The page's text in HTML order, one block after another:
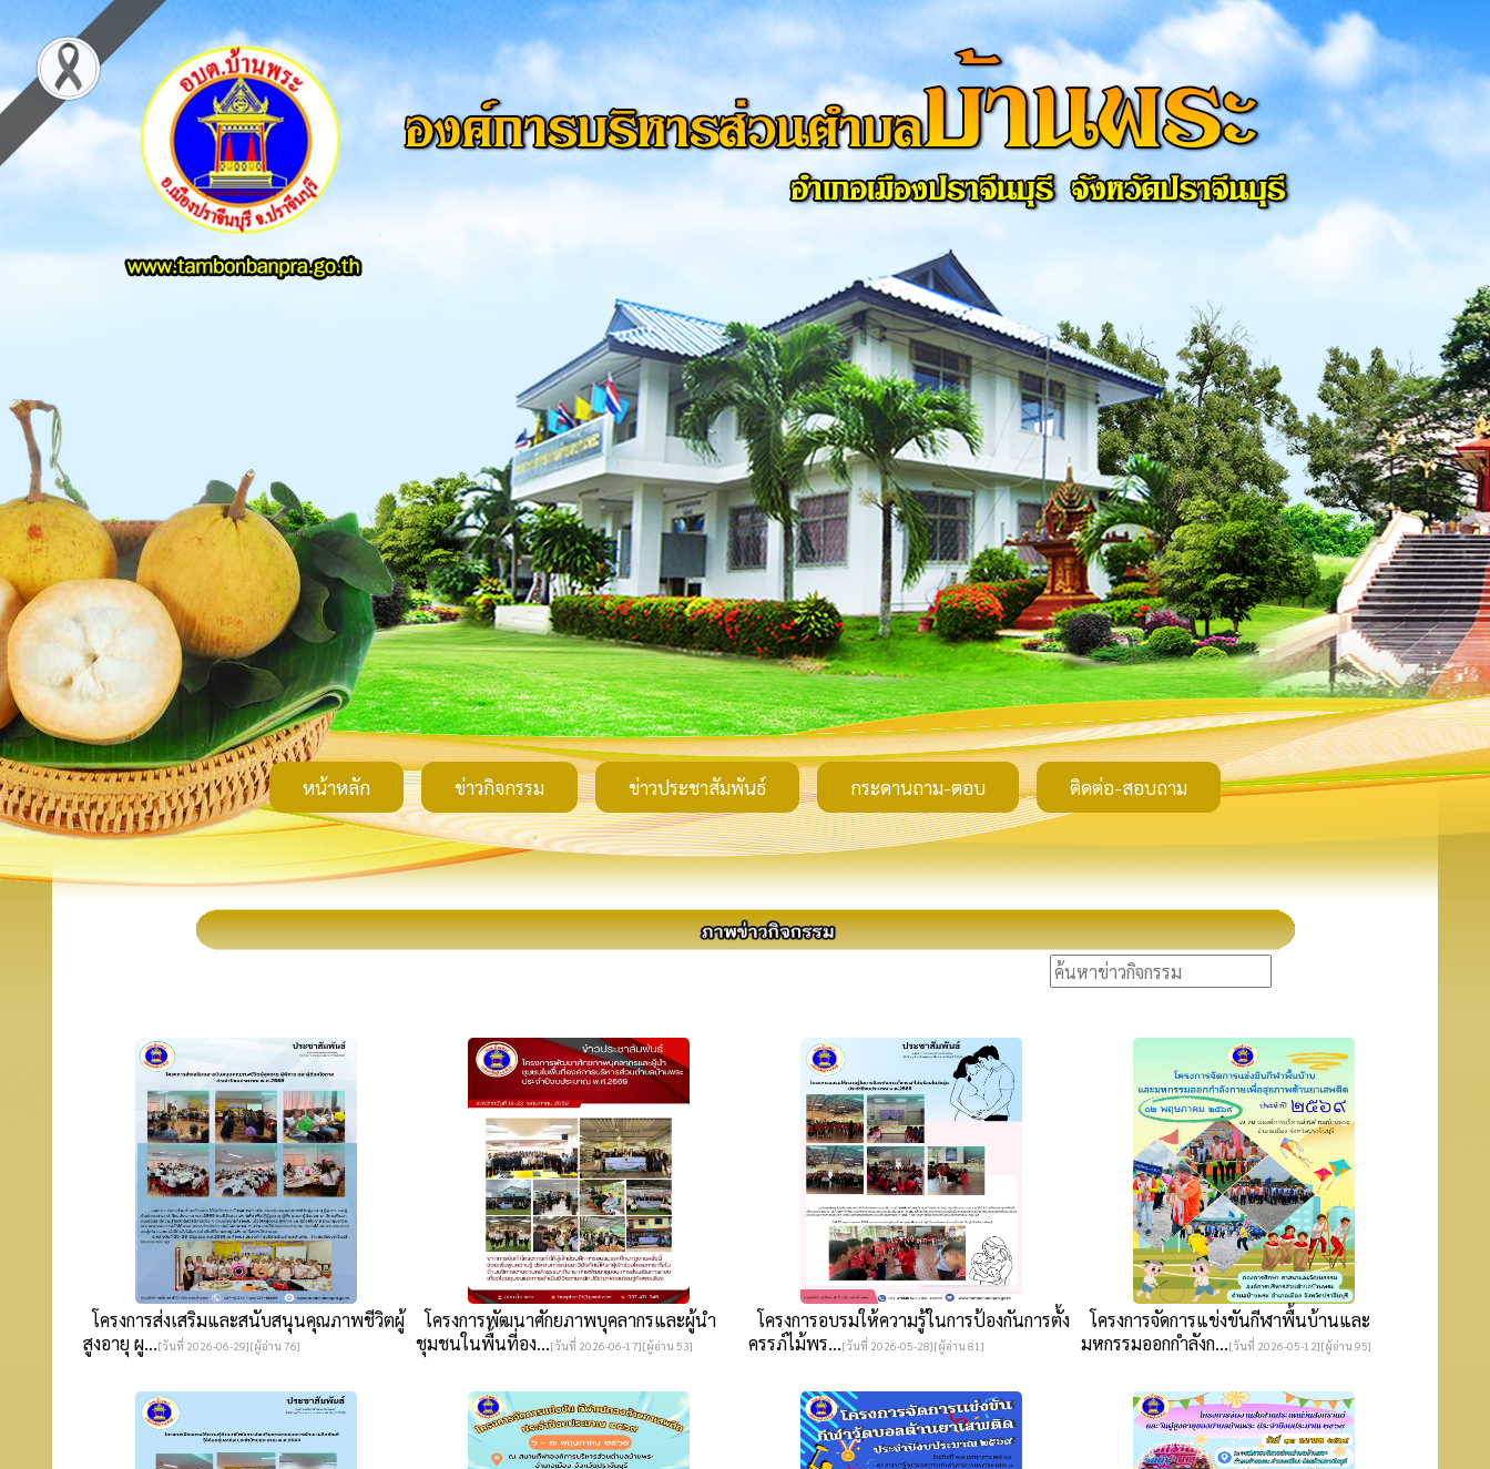
หน้าหลัก ข่าวกิจกรรม ข่าวประชาสัมพันธ์ กระดานถาม-ตอบ ติดต่อ-สอบถาม
โครงการส่งเสริมและสนับสนุนคุณภาพชีวิตผู้
สูงอายุ ผู...[วันที่ 2026-06-29][ผู้อ่าน 76]
โครงการพัฒนาศักยภาพบุคลากรและผู้นำ
ชุมชนในพื้นที่อง...[วันที่ 2026-06-17][ผู้อ่าน 53]
โครงการอบรมให้ความรู้ในการป้องกันการตั้ง
ครรภ์ไม้พร...[วันที่ 2026-05-28][ผู้อ่าน 81]
โครงการจัดการแข่งขันกีฬาพื้นบ้านและ
มหกรรมออกกำลังก...[วันที่ 2026-05-12][ผู้อ่าน 95]